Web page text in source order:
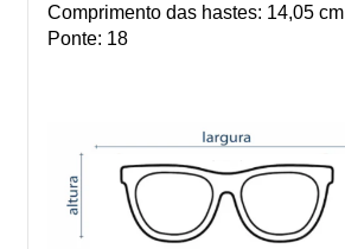
Comprimento das hastes: 14,05 cm
Ponte: 18